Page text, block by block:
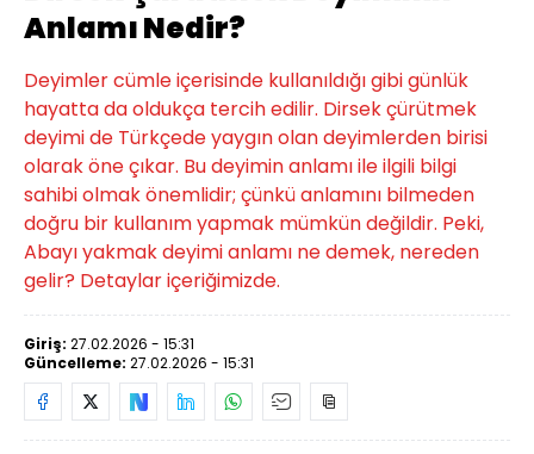
Anlamı Nedir?
Deyimler cümle içerisinde kullanıldığı gibi günlük
hayatta da oldukça tercih edilir. Dirsek çürütmek
deyimi de Türkçede yaygın olan deyimlerden birisi
olarak öne çıkar. Bu deyimin anlamı ile ilgili bilgi
sahibi olmak önemlidir; çünkü anlamını bilmeden
doğru bir kullanım yapmak mümkün değildir. Peki,
Abayı yakmak deyimi anlamı ne demek, nereden
gelir? Detaylar içeriğimizde.
Giriş: 27.02.2026 - 15:31
Güncelleme: 27.02.2026 - 15:31